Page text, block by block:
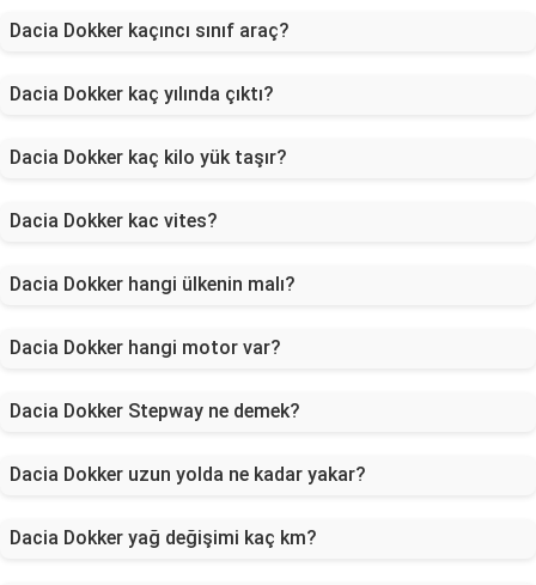
Dacia Dokker kaçıncı sınıf araç?
Dacia Dokker kaç yılında çıktı?
Dacia Dokker kaç kilo yük taşır?
Dacia Dokker kac vites?
Dacia Dokker hangi ülkenin malı?
Dacia Dokker hangi motor var?
Dacia Dokker Stepway ne demek?
Dacia Dokker uzun yolda ne kadar yakar?
Dacia Dokker yağ değişimi kaç km?